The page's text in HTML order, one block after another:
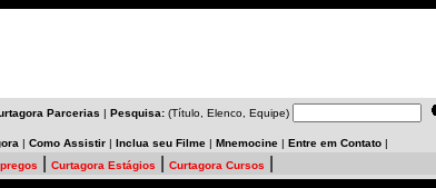
Parcerias | Pesquisa: (Título, Elenco, Equipe)
| Como Assistir | Inclua seu Filme | Mnemocine | Entre em Contato |
Curtagora Estágios Curtagora Cursos